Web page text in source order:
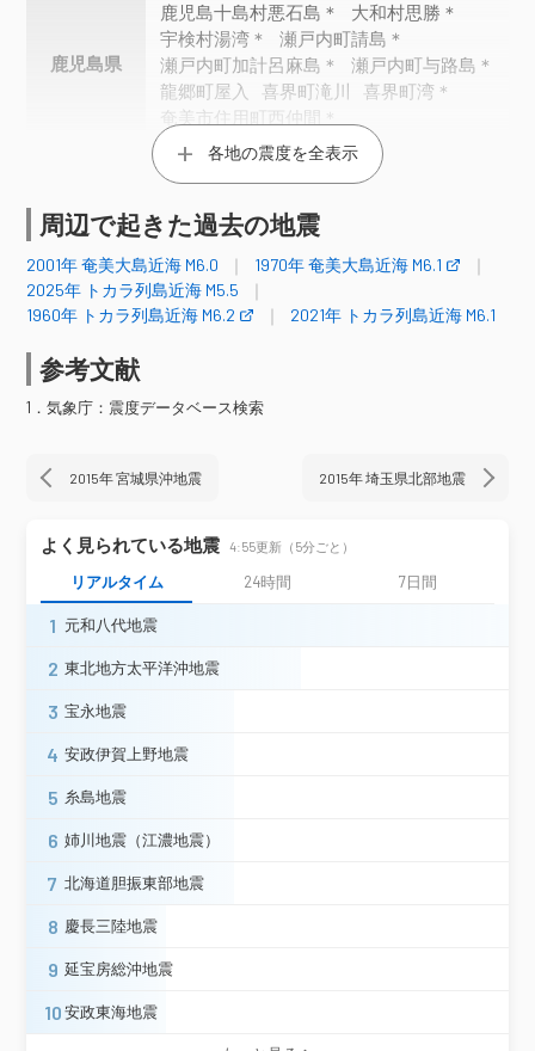
鹿児島県
鹿児島十島村悪石島＊
大和村思勝＊
宇検村湯湾＊
瀬戸内町請島＊
瀬戸内町加計呂麻島＊
瀬戸内町与路島＊
龍郷町屋入
喜界町滝川
喜界町湾＊
奄美市住用町西仲間＊
鹿児島県
鹿児島十島村諏訪之瀬島＊
瀬戸内町西古見 瀬戸内町古仁屋＊
徳之島町亀津（旧２）＊ 天城町平土野＊
伊仙町伊仙＊
鹿児島十島村宝島＊
知名町瀬利覚
各地の震度を全表示
周辺で起きた過去の地震
2001年 奄美大島近海 M6.0
1970年 奄美大島近海 M6.1
2025年 トカラ列島近海 M5.5
1960年 トカラ列島近海 M6.2
2021年 トカラ列島近海 M6.1
参考文献
1．気象庁：震度データベース検索
2015年 宮城県沖地震 2015年 埼玉県北部地震
よく見られている地震 4:55更新（5分ごと）
リアルタイム 24時間 7日間
1 元和八代地震
2 東北地方太平洋沖地震
3 宝永地震
4 安政伊賀上野地震
5 糸島地震
6 姉川地震（江濃地震）
7 北海道胆振東部地震
8 慶長三陸地震
9 延宝房総沖地震
10 安政東海地震